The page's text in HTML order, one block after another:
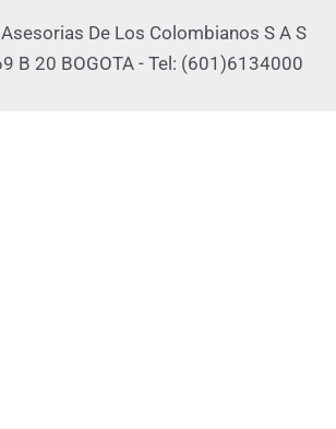
De Los Colombianos S A S
B 20 BOGOTA - Tel: (601)6134000